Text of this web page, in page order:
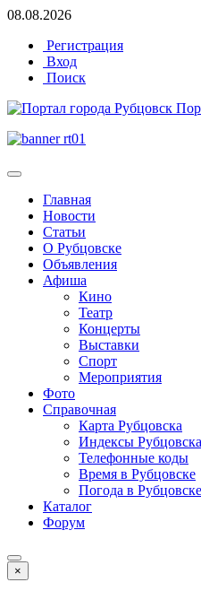
08.08.2026
Регистрация
Вход
Поиск
Главная
Новости
Статьи
О Рубцовске
Объявления
Афиша
Кино
Театр
Концерты
Выставки
Спорт
Мероприятия
Фото
Справочная
Карта Рубцовска
Индексы Рубцовска
Телефонные коды
Время в Рубцовске
Погода в Рубцовске
Каталог
Форум
×